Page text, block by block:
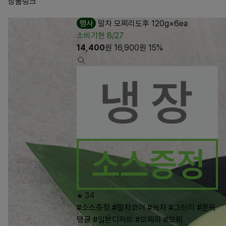
행사 말차 모찌리도후 120g×6ea
소비기한 8/27
14,400원 16,900원 15%
34
#소스증정 #말차코어 #녹차 #그린티 #쫀득
탱글 #일본디저트 #모찌리 #모찌